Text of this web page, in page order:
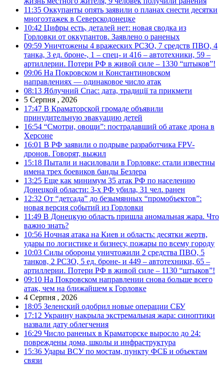
11:35 Оккупанты опять заявили о планах снести десятки
многоэтажек в Северскодонецке
10:42 Цифры есть, деталей нет: новая сводка из
Горловки от оккупантов. Заявлено о раненых
09:59 Уничтожены 4 вражеских РСЗО, 7 средств ПВО, 4
танка, 3 ед. броне-, 1 – спец- и 416 – автотехники, 59 –
артиллерии. Потери РФ в живой силе – 1330 “штыков”!
09:06 На Покровском и Константиновском
направлениях — одинаковое число атак
08:13 Яблучний Спас: дата, традиції та прикмети
5 Серпня , 2026
17:47 В Краматорской громаде объявили
принудительную эвакуацию детей
16:54 “Смотри, овощи”: пострадавший об атаке дрона в
Херсоне
16:01 В РФ заявили о подрыве разработчика FPV-
дронов. Говорят, выжил
15:18 Пытали и насиловали в Горловке: стали известны
имена трех боевиков банды Безлера
13:25 Еще как минимум 35 атак РФ по населению
Донецкой области: 3-х РФ убила, 31 чел. ранен
12:32 От “детсада” до безымянных “промобъектов”:
новая версия событий из Горловки
11:49 В Донецкую область пришла аномальная жара. Что
важно знать?
10:56 Ночная атака на Киев и область: десятки жертв,
удары по логистике и бизнесу, пожары по всему городу
10:03 Силы обороны уничтожили 2 средства ПВО, 5
танков, 2 РСЗО, 5 ед. броне- и 449 – автотехники, 65 –
артиллерии. Потери РФ в живой силе – 1130 “штыков”!
09:10 На Покровском направлении снова больше всего
атак, чем на ближайшем к Горловке
4 Серпня , 2026
18:05 Зеленский одобрил новые операции СБУ
17:12 Украину накрыла экстремальная жара: синоптики
назвали дату облегчения
16:29 Число раненых в Краматорске выросло до 24:
повреждены дома, школы и инфраструктура
15:36 Удары ВСУ по мостам, пункту ФСБ и объектам
связи